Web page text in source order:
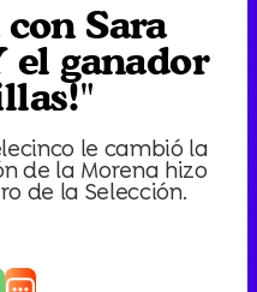
Sara
el ganador
le cambió la
de la Morena hizo
de la Selección.